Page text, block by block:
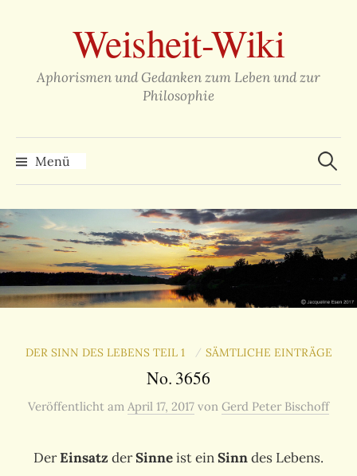
überspringenWeisheit-Wiki
Aphorismen und Gedanken zum Leben und zur
Philosophie
Menü
Suchen
nach:
DER SINN DES LEBENS TEIL 1 / SÄMTLICHE EINTRÄGE
No. 3656
Veröffentlicht am April 17, 2017 von Gerd Peter Bischoff
DerEinsatz derSinneist einSinndes Lebens.